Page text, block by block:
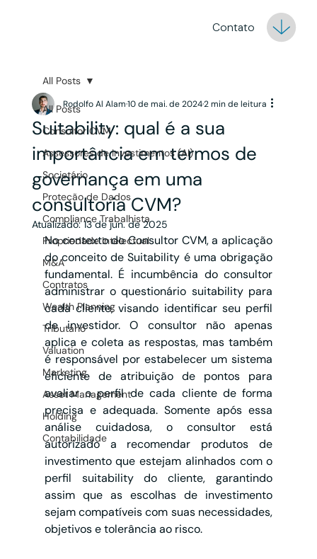
Contato
All Posts
Consultor CVM
Assessores de Investimentos (AI)
Societário
Proteção de Dados
Compliance Trabalhista
Propriedade Intelectual
M&A
Contratos
Wealth Planning
Tributário
Valuation
Marketing
Asset Management
Holding
Contabilidade
All Posts
Suitability: qual é a sua
importância em termos de
governança em uma
consultoria CVM?
Rodolfo Al Alam10 de mai. de 20242 min de leitura
Atualizado:13 de jun. de 2025
No contexto do Consultor CVM, a aplicação
do conceito de Suitability é uma obrigação
fundamental. É incumbência do consultor
administrar o questionário suitability para
cada cliente, visando identificar seu perfil
de investidor. O consultor não apenas
aplica e coleta as respostas, mas também
é responsável por estabelecer um sistema
eficiente de atribuição de pontos para
avaliar o perfil de cada cliente de forma
precisa e adequada. Somente após essa
análise cuidadosa, o consultor está
autorizado a recomendar produtos de
investimento que estejam alinhados com o
perfil suitability do cliente, garantindo
assim que as escolhas de investimento
sejam compatíveis com suas necessidades,
objetivos e tolerância ao risco.